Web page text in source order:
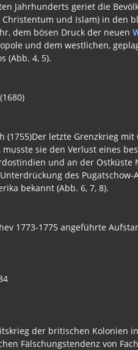
Jahrhunderts geriet die
und Islam) in den
dem bösen Druck der neuen
und dem westlichen,
(Abb. 4, 5).
(1755)Der letzte Grenzkrieg
sie den Verlust eines
und an der Ostküste
des
bekannt (Abb. 6, 7, 8).
1773-1775 angeführte
der britischen Kolonien
Fälschungstendenz von